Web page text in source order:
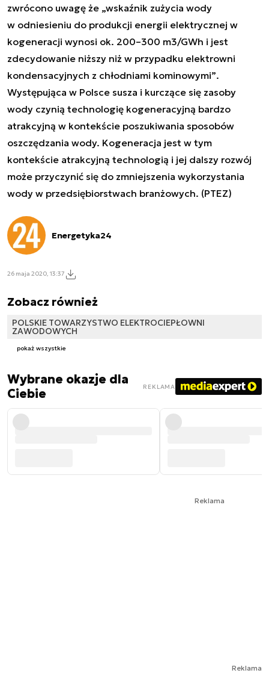
zwrócono uwagę że „wskaźnik zużycia wody
w odniesieniu do produkcji energii elektrycznej w
kogeneracji wynosi ok. 200–300 m3/GWh i jest
zdecydowanie niższy niż w przypadku elektrowni
kondensacyjnych z chłodniami kominowymi”.
Występująca w Polsce susza i kurczące się zasoby
wody czynią technologię kogeneracyjną bardzo
atrakcyjną w kontekście poszukiwania sposobów
oszczędzania wody. Kogeneracja jest w tym
kontekście atrakcyjną technologią i jej dalszy rozwój
może przyczynić się do zmniejszenia wykorzystania
wody w przedsiębiorstwach branżowych. (PTEZ)
Energetyka24
26 maja 2020, 13:37
Zobacz również
POLSKIE TOWARZYSTWO ELEKTROCIEPŁOWNI
ZAWODOWYCH
pokaż wszystkie
Wybrane okazje dla
Ciebie
REKLAMA
Reklama
Reklama